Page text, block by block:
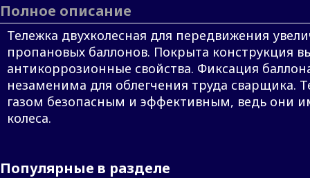
Полное описание
Тележка двухколесная для передвижения
пропановых баллонов. Покрыта конструкция
антикоррозионные свойства. Фиксация
незаменима для облегчения труда сварщика.
газом безопасным и эффективным, ведь они
колеса.
Популярные в разделе